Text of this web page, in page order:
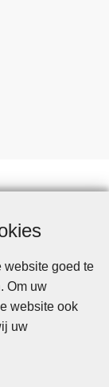
website goed te
Om uw
website ook
uw